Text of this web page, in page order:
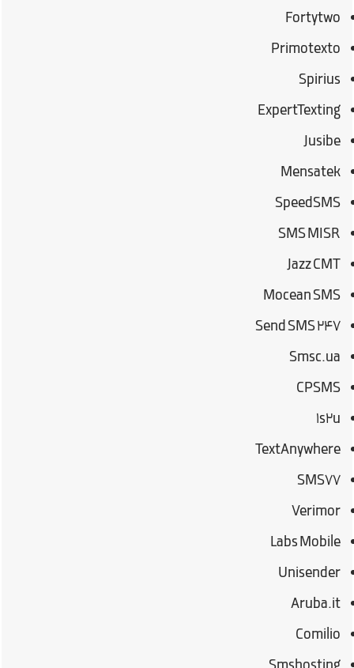
Fortytwo
Primotexto
Spirius
ExpertTexting
Jusibe
Mensatek
SpeedSMS
SMS MISR
Jazz CMT
Mocean SMS
Send SMS 247
Smsc.ua
CPSMS
۱s2u
TextAnywhere
SMS77
Verimor
Labs Mobile
Unisender
Aruba.it
Comilio